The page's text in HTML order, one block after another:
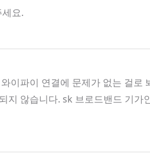
요.
이파이 연결에 문제가 없는 걸로
않습니다. sk 브로드밴드 기가